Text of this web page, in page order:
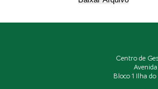
Centro de
Bloco 1 Ilha